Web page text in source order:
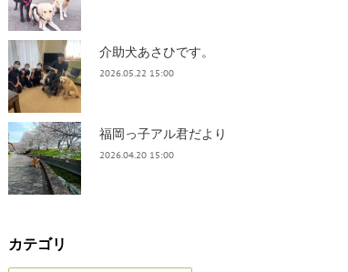
介助犬あさひです。
2026.05.22 15:00
福岡っ子アル君だより
2026.04.20 15:00
カテゴリ